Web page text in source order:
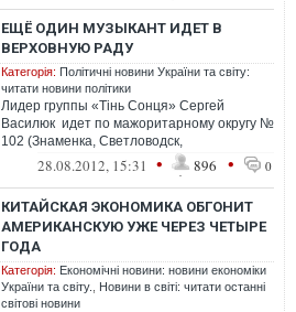
ЕЩЁ ОДИН МУЗЫКАНТ ИДЕТ В
ВЕРХОВНУЮ РАДУ
Категорія: Політичні новини України та світу:
читати новини політики
Лидер группы «Тінь Сонця» Сергей
Василюк идет по мажоритарному округу №
102 (Знаменка, Светловодск,
Александровка, Онуфриевка, Новогородка
28.08.2012, 15:31 • 896 • 0
КИТАЙСКАЯ ЭКОНОМИКА ОБГОНИТ
АМЕРИКАНСКУЮ УЖЕ ЧЕРЕЗ ЧЕТЫРЕ
ГОДА
Категорія: Економічні новини: новини економіки
України та світу.
Новини в світі: читати останні
світові новини